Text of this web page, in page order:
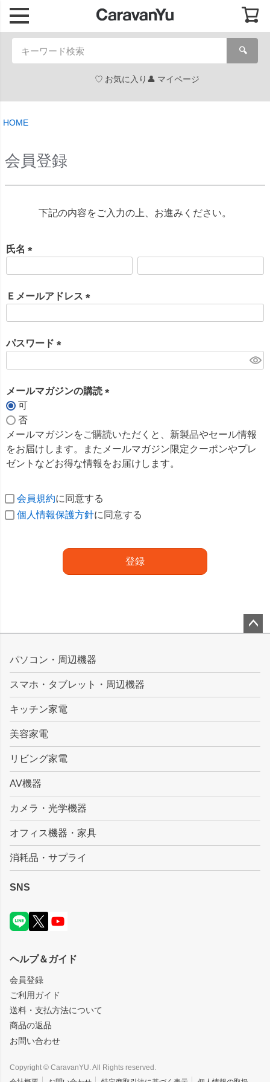
🔍
お気に入り マイページ
HOME
会員登録
下記の内容をご入力の上、お進みください。
氏名
須
Ｅメールアドレス
パスワード
須
メールマガジンの購読
須
)
可
否
メールマガジンをご購読いただくと、新製品やセール情報
をお届けします。またメールマガジン限定クーポンやプレ
ゼントなどお得な情報をお届けします。
会員規約に同意する
個人情報保護方針に同意する
登録
ップ
パソコン・周辺機器
スマホ・タブレット・周辺機器
キッチン家電
美容家電
リビング家電
AV機器
カメラ・光学機器
オフィス機器・家具
消耗品・サプライ
SNS
ヘルプ＆ガイド
会員登録
ご利用ガイド
送料・支払方法について
商品の返品
お問い合わせ
Copyright © CaravanYU. All Rights reserved.